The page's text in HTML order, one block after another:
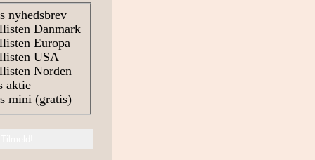
nyhedsbrev
Danmark
Europa
USA
Norden
aktie
mini (gratis)